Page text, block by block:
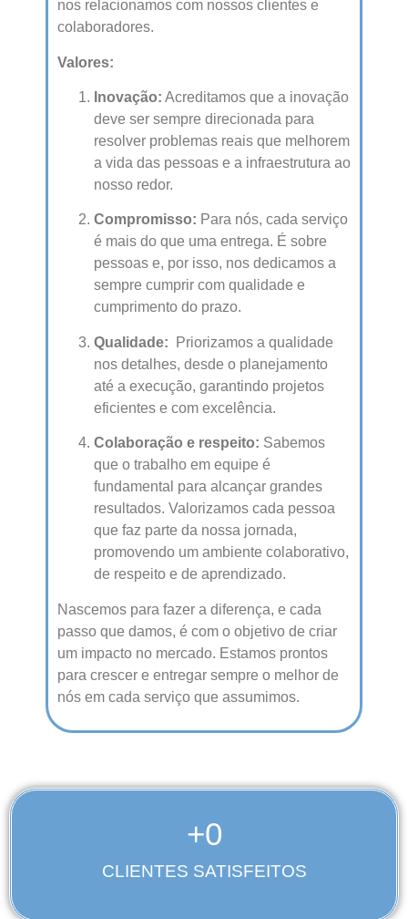
nos relacionamos com nossos clientes e
colaboradores.
Valores:
Inovação: Acreditamos que a inovação
deve ser sempre direcionada para
resolver problemas reais que melhorem
a vida das pessoas e a infraestrutura ao
nosso redor.
Compromisso: Para nós, cada serviço
é mais do que uma entrega. É sobre
pessoas e, por isso, nos dedicamos a
sempre cumprir com qualidade e
cumprimento do prazo.
Qualidade: Priorizamos a qualidade
nos detalhes, desde o planejamento
até a execução, garantindo projetos
eficientes e com excelência.
Colaboração e respeito: Sabemos
que o trabalho em equipe é
fundamental para alcançar grandes
resultados. Valorizamos cada pessoa
que faz parte da nossa jornada,
promovendo um ambiente colaborativo,
de respeito e de aprendizado.
Nascemos para fazer a diferença, e cada
passo que damos, é com o objetivo de criar
um impacto no mercado. Estamos prontos
para crescer e entregar sempre o melhor de
nós em cada serviço que assumimos.
CLIENTES SATISFEITOS
+0